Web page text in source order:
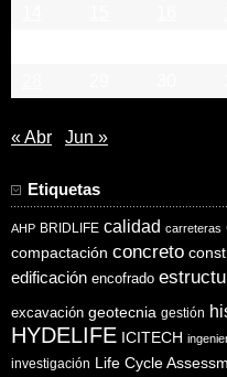
« Abr Jun »
Etiquetas
AHP BRIDLIFE calidad carreteras
compactación concreto
edificación encofrado
excavación geotecnia gestión
HYDELIFE ICITECH
investigación Life Cycle